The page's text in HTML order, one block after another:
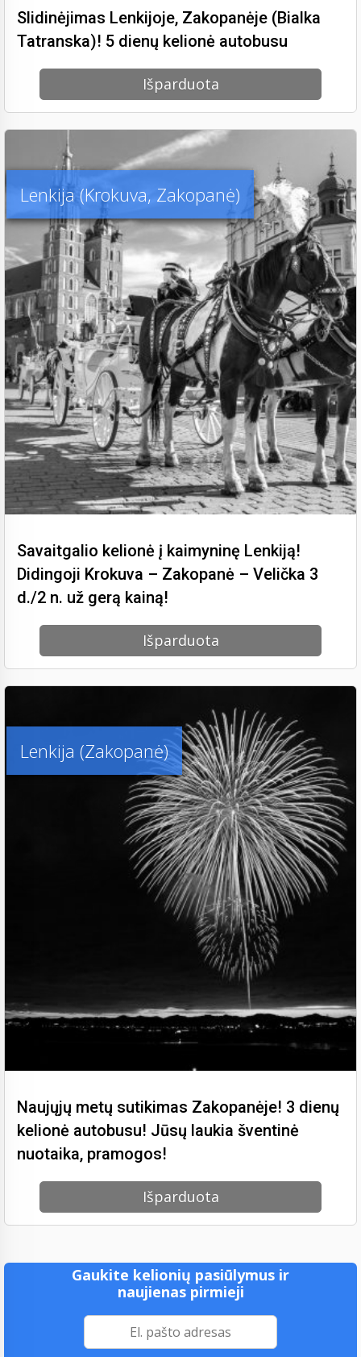
Slidinėjimas Lenkijoje, Zakopanėje (Bialka
Tatranska)! 5 dienų kelionė autobusu
Išparduota
Lenkija (Krokuva, Zakopanė)
Savaitgalio kelionė į kaimyninę Lenkiją!
Didingoji Krokuva – Zakopanė – Velička 3
d./2 n. už gerą kainą!
Išparduota
Lenkija (Zakopanė)
Naujųjų metų sutikimas Zakopanėje! 3 dienų
kelionė autobusu! Jūsų laukia šventinė
nuotaika, pramogos!
Išparduota
Gaukite kelionių pasiūlymus ir
naujienas pirmieji